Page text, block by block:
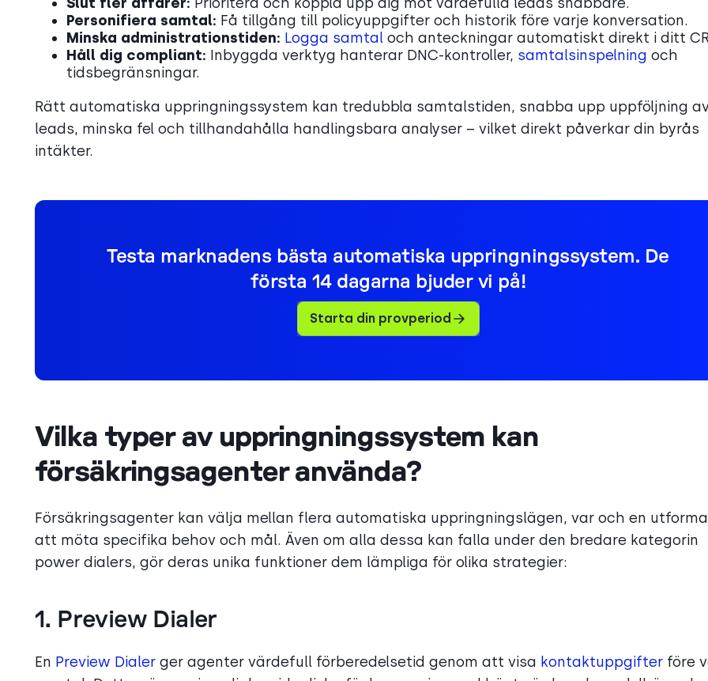
Personifiera samtal: Få tillgång till policyuppgifter och historik före varje konversation.
Minska administrationstiden: Logga samtal och anteckningar automatiskt direkt i ditt
Håll dig compliant: Inbyggda verktyg hanterar DNC-kontroller, samtalsinspelning och
tidsbegränsningar.
Rätt automatiska uppringningssystem kan tredubbla samtalstiden, snabba upp uppföljning
leads, minska fel och tillhandahålla handlingsbara analyser – vilket direkt påverkar din byrås
intäkter.
Testa marknadens bästa automatiska uppringningssystem. De
första 14 dagarna bjuder vi på!
Starta din provperiod
Vilka typer av uppringningssystem kan
försäkringsagenter använda?
Försäkringsagenter kan välja mellan flera automatiska uppringningslägen, var och en
att möta specifika behov och mål. Även om alla dessa kan falla under den bredare kategorin
power dialers, gör deras unika funktioner dem lämpliga för olika strategier:
1. Preview Dialer
En Preview Dialer ger agenter värdefull förberedelsetid genom att visa kontaktuppgifter före